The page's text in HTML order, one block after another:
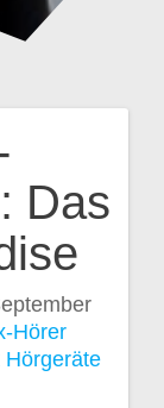
Das
Hörer
Hörgeräte